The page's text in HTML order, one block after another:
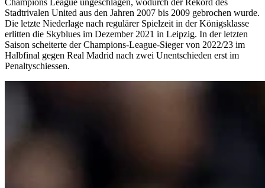
Champions League ungeschlagen, wodurch der Rekord des
Stadtrivalen United aus den Jahren 2007 bis 2009 gebrochen wurde.
Die letzte Niederlage nach regulärer Spielzeit in der Königsklasse
erlitten die Skyblues im Dezember 2021 in Leipzig. In der letzten
Saison scheiterte der Champions-League-Sieger von 2022/23 im
Halbfinal gegen Real Madrid nach zwei Unentschieden erst im
Penaltyschiessen.